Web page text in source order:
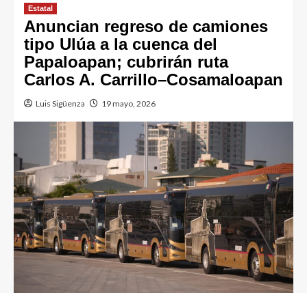
Estatal
Anuncian regreso de camiones
tipo Ulúa a la cuenca del
Papaloapan; cubrirán ruta
Carlos A. Carrillo–Cosamaloapan
Luis Sigüenza 19 mayo, 2026